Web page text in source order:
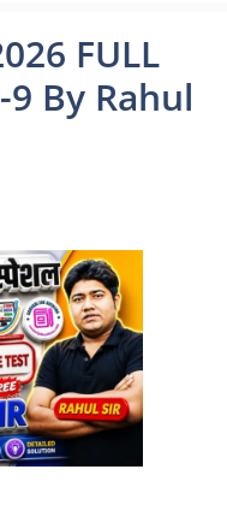
FULL
9 By Rahul